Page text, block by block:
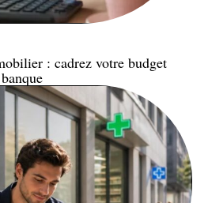
: cadrez votre budget